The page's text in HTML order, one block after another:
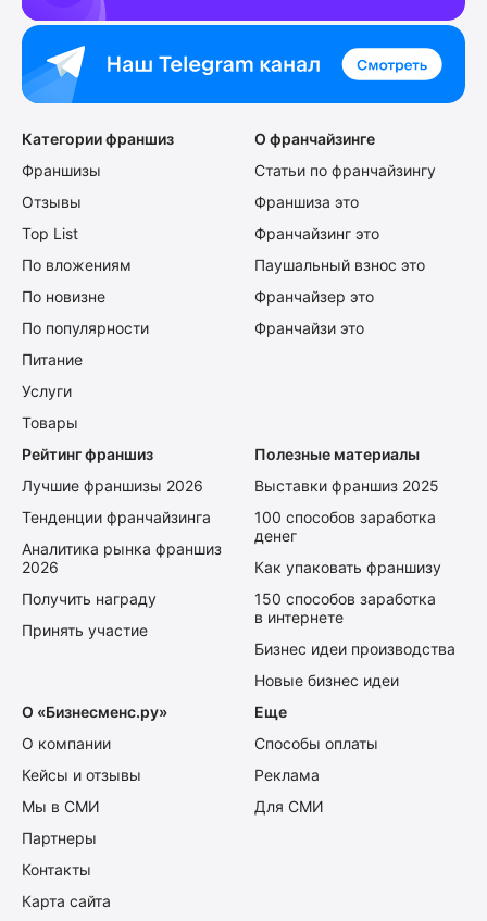
Категории франшиз
Франшизы
Отзывы
Top List
По вложениям
По новизне
По популярности
Питание
Услуги
Товары
О франчайзинге
Статьи по франчайзингу
Франшиза это
Франчайзинг это
Паушальный взнос это
Франчайзер это
Франчайзи это
Рейтинг франшиз
Лучшие франшизы 2026
Тенденции франчайзинга
Аналитика рынка франшиз
2026
Получить награду
Принять участие
Полезные материалы
Выставки франшиз 2025
100 способов заработка
денег
Как упаковать франшизу
150 способов заработка
в интернете
Бизнес идеи производства
Новые бизнес идеи
О «Бизнесменс.ру»
О компании
Кейсы и отзывы
Мы в СМИ
Партнеры
Контакты
Карта сайта
Еще
Способы оплаты
Реклама
Для СМИ